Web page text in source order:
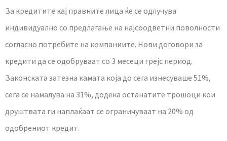
За кредитите кај правните лица ќе се одлучува
индивидуално со предлагање на најсоодветни поволности
согласно потребите на компаниите. Нови договори за
кредити да се одобруваат со 3 месеци грејс период.
Законската затезна камата која до сега изнесуваше 51%,
сега се намалува на 31%, додека останатите трошоци кои
друштвата ги наплаќаат се ограничуваат на 20% од
одобрениот кредит.